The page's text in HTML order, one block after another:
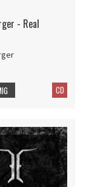
- Real
CD